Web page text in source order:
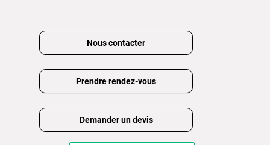
Nous contacter
Prendre rendez-vous
Demander un devis